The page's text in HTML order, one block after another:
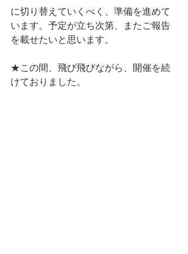
に切り替えていくべく、準備を進めて
います。予定が立ち次第、またご報告
を載せたいと思います。
★この間、飛び飛びながら、開催を続
けておりました。